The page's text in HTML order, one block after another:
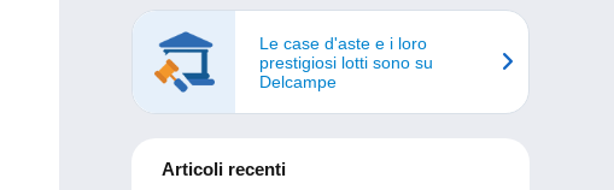
Le case d'aste e i loro
prestigiosi lotti sono su
Delcampe
Articoli recenti